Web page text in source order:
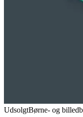
UdsolgtBørne- og